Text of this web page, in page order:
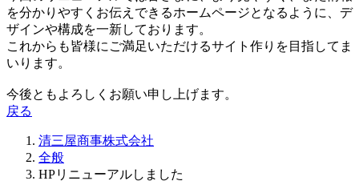
を分かりやすくお伝えできるホームページとなるように、デ
ザインや構成を一新しております。
これからも皆様にご満足いただけるサイト作りを目指してま
いります。
今後ともよろしくお願い申し上げます。
戻る
清三屋商事株式会社
全般
HPリニューアルしました